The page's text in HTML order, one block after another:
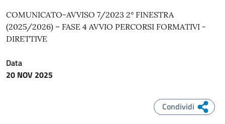
COMUNICATO-AVVISO 7/2023 2° FINESTRA
(2025/2026) – FASE 4 AVVIO PERCORSI FORMATIVI -
DIRETTIVE
Data
20 NOV 2025
Condividi